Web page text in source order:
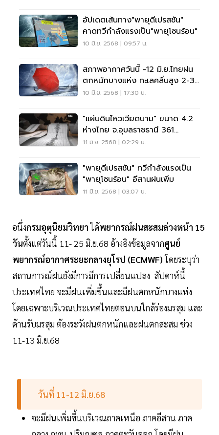
อัปเดตเส้นทาง"พายุดีเปรสชัน"
คาดทวีกำลังแรงเป็น"พายุโซนร้อน"
10 มิ.ย. 2568 | 09:57 น.
สภาพอากาศวันนี้ -12 มิ.ย.ไทยฝน
ตกหนักบางแห่ง ทะเลคลื่นสูง 2-3
เมตร
10 มิ.ย. 2568 | 17:30 น.
"แผ่นดินไหวเวียดนาม" ขนาด 4.2
ห่างไทย จ.อุบลราชธานี 361
กิโลเมตร
11 มิ.ย. 2568 | 02:29 น.
"พายุดีเปรสชัน" ทวีกำลังแรงเป็น
"พายุโซนร้อน" อีสานฝนเพิ่ม
11 มิ.ย. 2568 | 03:07 น.
อนึ่งกรมอุตุนิยมวิทยาได้พยากรณ์ฝนสะสมล่วงหน้า 15
วันตั้งแต่วันนี้ 11- 25 มิ.ย.68 อ้างอิงข้อมูลจากศูนย์
พยากรณ์อากาศระยะกลางยุโรป (ECMWF)โดยระบุว่า
สถานการณ์ฝนยังมีการมีการเปลี่ยนแปลง สัปดาห์นี้
ประเทศไทย จะมีฝนเพิ่มขึ้นและมีฝนตกหนักบางแห่ง
โดยเฉพาะบริเวณประเทศไทยตอนบนใกล้ร่องมรสุม และ
ด้านรับมรสุม ต้องระวังฝนตกหนักและฝนตกสะสม ช่วง
11-13 มิ.ย.68
วันที่ 11-12 มิ.ย.68
จะมีฝนเพิ่มขึ้นบริเวณภาคเหนือ ภาคอีสาน ภาค